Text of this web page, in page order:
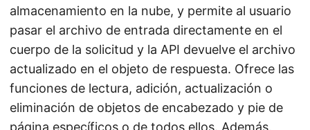
almacenamiento en la nube, y permite al usuario
pasar el archivo de entrada directamente en el
cuerpo de la solicitud y la API devuelve el archivo
actualizado en el objeto de respuesta. Ofrece las
funciones de lectura, adición, actualización o
eliminación de objetos de encabezado y pie de